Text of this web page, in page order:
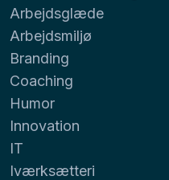
Arbejdsglæde
Arbejdsmiljø
Branding
Coaching
Humor
Innovation
IT
Iværksætteri